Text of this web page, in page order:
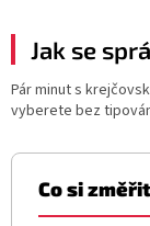
Jak se
Pár minut s
vyberete bez
Co si změřit